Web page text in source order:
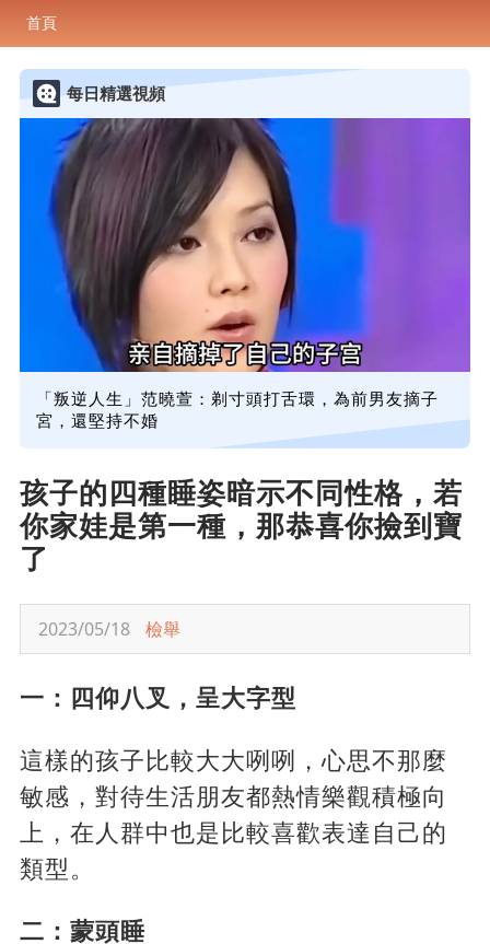
首頁
每日精選視頻
「叛逆人生」范曉萱：剃寸頭打舌環，為前男友摘子
宮，還堅持不婚
孩子的四種睡姿暗示不同性格，若
你家娃是第一種，那恭喜你撿到寶
了
2023/05/18 檢舉
一：四仰八叉，呈大字型
這樣的孩子比較大大咧咧，心思不那麼
敏感，對待生活朋友都熱情樂觀積極向
上，在人群中也是比較喜歡表達自己的
類型。
二：蒙頭睡